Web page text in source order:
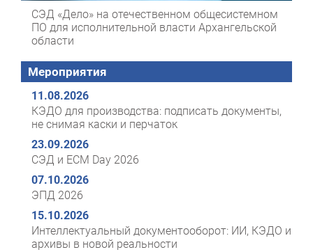
СЭД «Дело» на отечественном общесистемном
ПО для исполнительной власти Архангельской
области
Мероприятия
11.08.2026
КЭДО для производства: подписать документы,
не снимая каски и перчаток
23.09.2026
СЭД и ECM Day 2026
07.10.2026
ЭПД 2026
15.10.2026
Интеллектуальный документооборот: ИИ, КЭДО и
архивы в новой реальности